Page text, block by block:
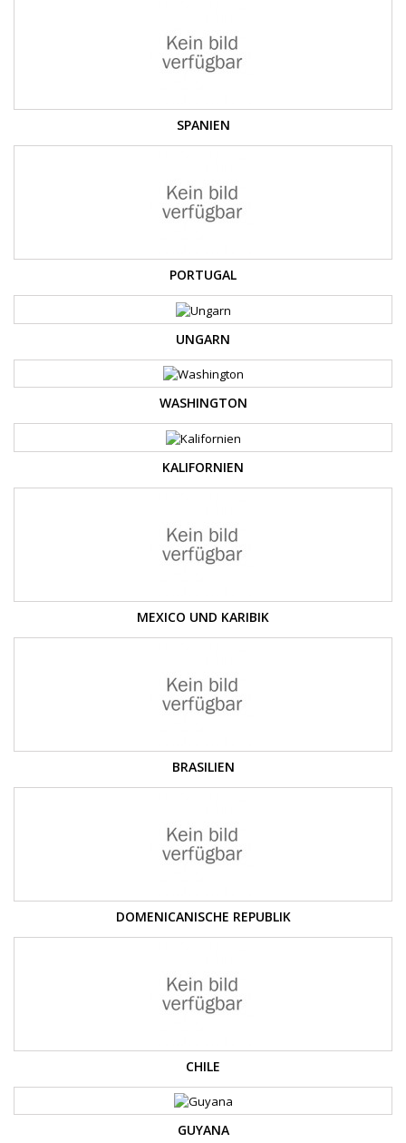
SPANIEN
PORTUGAL
UNGARN
WASHINGTON
KALIFORNIEN
MEXICO UND KARIBIK
BRASILIEN
DOMENICANISCHE REPUBLIK
CHILE
GUYANA